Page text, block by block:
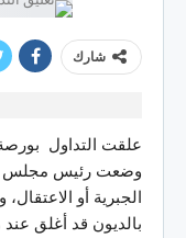
شارك
وضعت رئيس مجلس
الجبرية أو
سيديكي سادس انتدابات
انقطاعات الماء والمسؤول
أخبار الجهات